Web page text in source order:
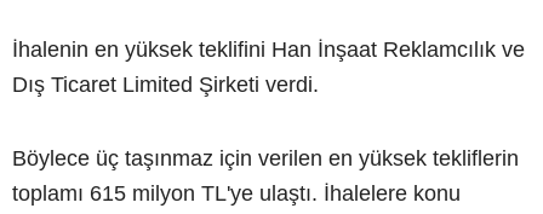
İhalenin en yüksek teklifini Han İnşaat Reklamcılık ve
Dış Ticaret Limited Şirketi verdi.
Böylece üç taşınmaz için verilen en yüksek tekliflerin
toplamı 615 milyon TL'ye ulaştı. İhalelere konu